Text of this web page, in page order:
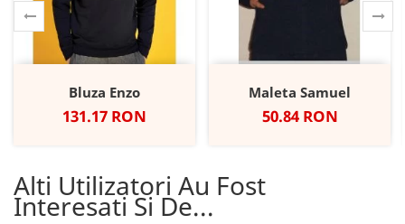
Bluza Enzo
Pret
131.17 RON
Maleta Samuel
Pret
50.84 RON
Alti Utilizatori Au Fost
Interesati Si De...